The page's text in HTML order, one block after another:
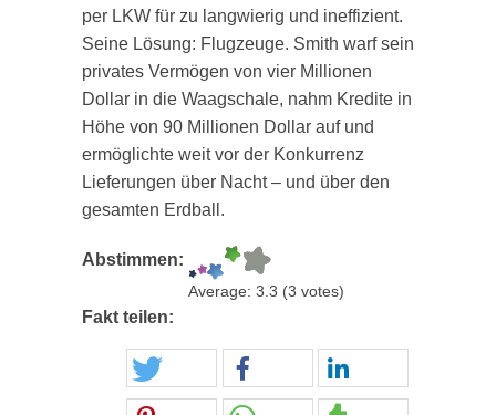
per LKW für zu langwierig und ineffizient.
Seine Lösung: Flugzeuge. Smith warf sein
privates Vermögen von vier Millionen
Dollar in die Waagschale, nahm Kredite in
Höhe von 90 Millionen Dollar auf und
ermöglichte weit vor der Konkurrenz
Lieferungen über Nacht – und über den
gesamten Erdball.
Abstimmen:
Average: 3.3 (3 votes)
Fakt teilen: